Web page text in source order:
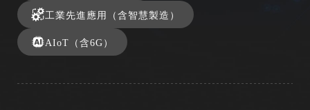
工業先進應用（含智慧製造）
AIoT（含6G）